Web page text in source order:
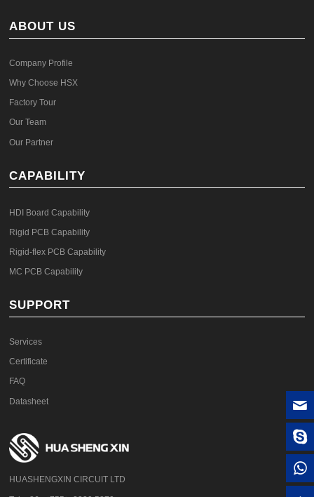
ABOUT US
Company Profile
Why Choose HSX
Factory Tour
Our Team
Our Partner
CAPABILITY
HDI Board Capability
Rigid PCB Capability
Rigid-flex PCB Capability
MC PCB Capability
SUPPORT
Services
Certificate
FAQ
Datasheet
HUASHENGXIN CIRCUIT LTD